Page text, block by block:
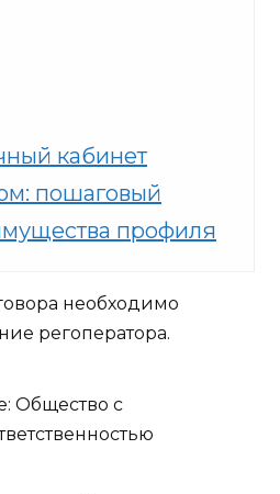
кабинет
пошаговый
профиля
необходимо
регоператора.
Общество с